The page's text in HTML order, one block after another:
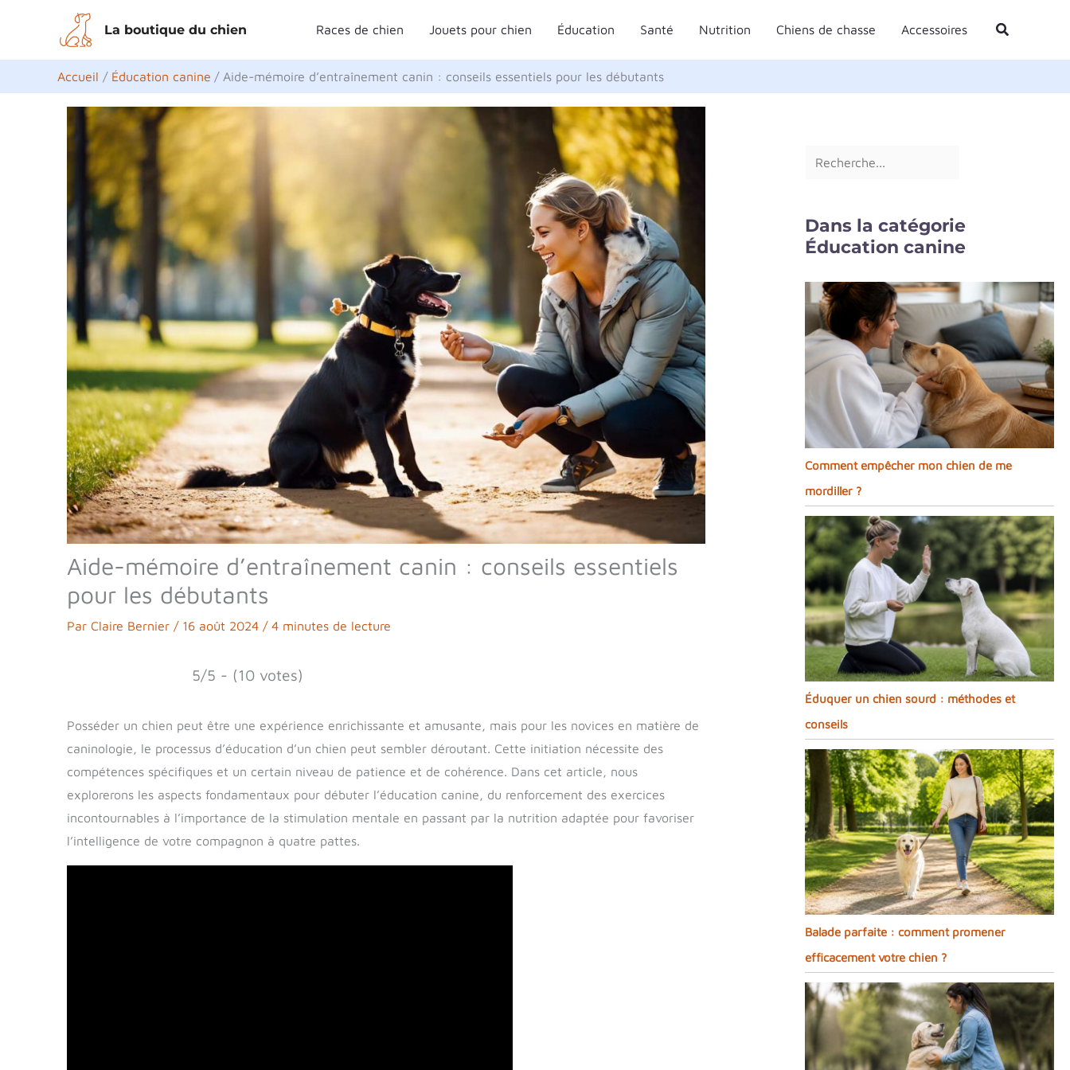
contenu
La boutique du chien Races de chien Jouets pour chien Éducation Santé Nutrition Chiens de chasse Accessoires Rechercher
Accueil Éducation canine Aide-mémoire d’entraînement canin : conseils essentiels pour les débutants
Aide-mémoire d’entraînement canin : conseils essentiels
pour les débutants
Par Claire Bernier / 16 août 2024 / 4 minutes de lecture
5/5 - (10 votes)
Posséder un chien peut être une expérience enrichissante et amusante, mais pour les novices en matière de
caninologie, le processus d’éducation d’un chien peut sembler déroutant. Cette initiation nécessite des
compétences spécifiques et un certain niveau de patience et de cohérence. Dans cet article, nous
explorerons les aspects fondamentaux pour débuter l’éducation canine, du renforcement des exercices
incontournables à l’importance de la stimulation mentale en passant par la nutrition adaptée pour favoriser
l’intelligence de votre compagnon à quatre pattes.
e
c
e
r
Dans la catégorie
Éducation canine
Comment empêcher mon chien de me
mordiller ?
Éduquer un chien sourd : méthodes et
conseils
Balade parfaite : comment promener
efficacement votre chien ?